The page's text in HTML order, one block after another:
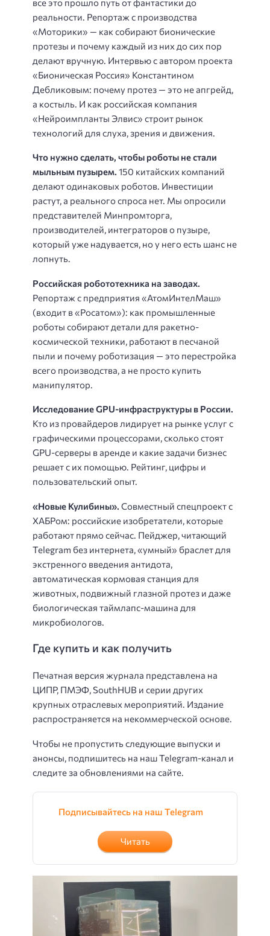
реальности. Репортаж с производства
«Моторики» — как собирают бионические
протезы и почему каждый из них до сих пор
делают вручную. Интервью с автором проекта
«Бионическая Россия» Константином
Дебликовым: почему протез — это не апгрейд,
а костыль. И как российская компания
«Нейроимпланты Элвис» строит рынок
технологий для слуха, зрения и движения.
Что нужно сделать, чтобы роботы не стали
мыльным пузырем. 150 китайских компаний
делают одинаковых роботов. Инвестиции
растут, а реального спроса нет. Мы опросили
представителей Минпромторга,
производителей, интеграторов о пузыре,
который уже надувается, но у него есть шанс не
лопнуть.
Российская робототехника на заводах.
Репортаж с предприятия «АтомИнтелМаш»
(входит в «Росатом»): как промышленные
роботы собирают детали для ракетно-
космической техники, работают в песчаной
пыли и почему роботизация — это перестройка
всего производства, а не просто купить
манипулятор.
Исследование GPU-инфраструктуры в России.
Кто из провайдеров лидирует на рынке услуг с
графическими процессорами, сколько стоят
GPU-серверы в аренде и какие задачи бизнес
решает с их помощью. Рейтинг, цифры и
пользовательский опыт.
«Новые Кулибины». Совместный спецпроект с
ХАБРом: российские изобретатели, которые
работают прямо сейчас. Пейджер, читающий
Telegram без интернета, «умный» браслет для
экстренного введения антидота,
автоматическая кормовая станция для
животных, подвижный глазной протез и даже
биологическая таймлапс-машина для
микробиологов.
Где купить и как получить
Печатная версия журнала представлена на
ЦИПР, ПМЭФ, SouthHUB и серии других
крупных отраслевых мероприятий. Издание
распространяется на некоммерческой основе.
Чтобы не пропустить следующие выпуски и
анонсы, подпишитесь на наш Telegram-канал и
следите за обновлениями на сайте.
Подписывайтесь на наш Telegram
Читать